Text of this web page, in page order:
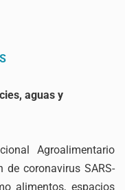
aguas y
Agroalimentario
de coronavirus SARS-
alimentos, espacios